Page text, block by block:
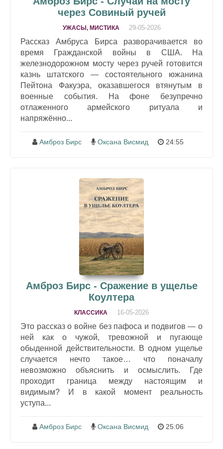
через Совиный ручей
УЖАСЫ, МИСТИКА 29-05-2026
Рассказ Амбруса Бирса разворачивается во
время Гражданской войны в США. На
железнодорожном мосту через ручей готовится
казнь штатского — состоятельного южанина
Пейтона Факуэра, оказавшегося втянутым в
военные события. На фоне безупречно
отлаженного армейского ритуала и
напряжённо...
Амброз Бирс Оксана Висмид 24:55
Амброз Бирс - Сражение в ущелье
Коултера
КЛАССИКА 16-05-2026
Это рассказ о войне без пафоса и подвигов — о
ней как о чужой, тревожной и пугающе
обыденной действительности. В одном ущелье
случается нечто такое… что поначалу
невозможно объяснить и осмыслить. Где
проходит граница между настоящим и
видимым? И в какой момент реальность
уступа...
Амброз Бирс Оксана Висмид 25:06